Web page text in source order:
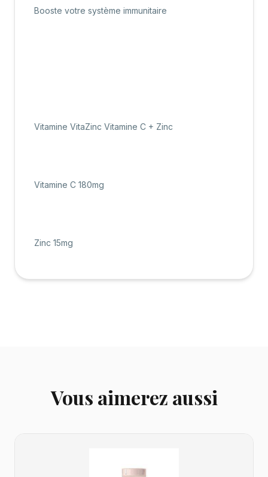
Booste votre système immunitaire
Vitamine VitaZinc Vitamine C + Zinc
Vitamine C 180mg
Zinc 15mg
Vous aimerez aussi